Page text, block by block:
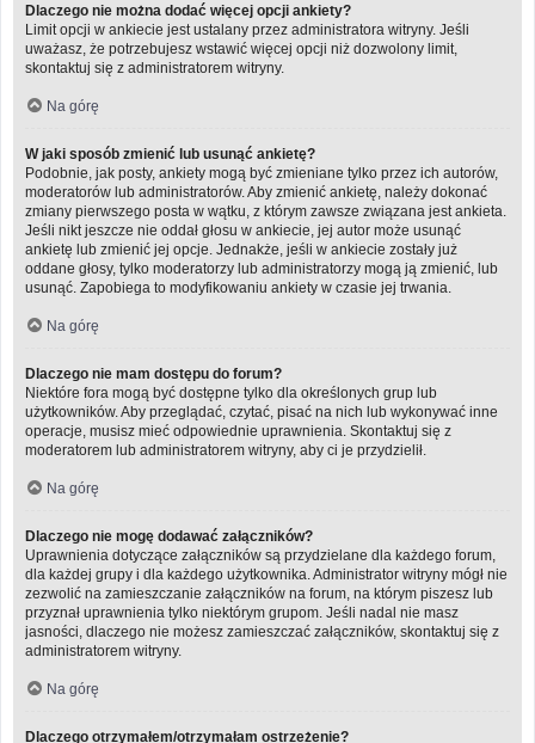
Dlaczego nie można dodać więcej opcji ankiety?
Limit opcji w ankiecie jest ustalany przez administratora witryny. Jeśli
uważasz, że potrzebujesz wstawić więcej opcji niż dozwolony limit,
skontaktuj się z administratorem witryny.
Na górę
W jaki sposób zmienić lub usunąć ankietę?
Podobnie, jak posty, ankiety mogą być zmieniane tylko przez ich autorów,
moderatorów lub administratorów. Aby zmienić ankietę, należy dokonać
zmiany pierwszego posta w wątku, z którym zawsze związana jest ankieta.
Jeśli nikt jeszcze nie oddał głosu w ankiecie, jej autor może usunąć
ankietę lub zmienić jej opcje. Jednakże, jeśli w ankiecie zostały już
oddane głosy, tylko moderatorzy lub administratorzy mogą ją zmienić, lub
usunąć. Zapobiega to modyfikowaniu ankiety w czasie jej trwania.
Na górę
Dlaczego nie mam dostępu do forum?
Niektóre fora mogą być dostępne tylko dla określonych grup lub
użytkowników. Aby przeglądać, czytać, pisać na nich lub wykonywać inne
operacje, musisz mieć odpowiednie uprawnienia. Skontaktuj się z
moderatorem lub administratorem witryny, aby ci je przydzielił.
Na górę
Dlaczego nie mogę dodawać załączników?
Uprawnienia dotyczące załączników są przydzielane dla każdego forum,
dla każdej grupy i dla każdego użytkownika. Administrator witryny mógł nie
zezwolić na zamieszczanie załączników na forum, na którym piszesz lub
przyznał uprawnienia tylko niektórym grupom. Jeśli nadal nie masz
jasności, dlaczego nie możesz zamieszczać załączników, skontaktuj się z
administratorem witryny.
Na górę
Dlaczego otrzymałem/otrzymałam ostrzeżenie?